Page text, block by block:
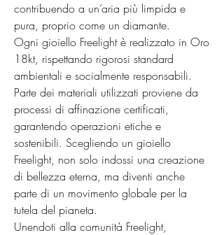
contribuendo a un’aria più limpida e
pura, proprio come un diamante.
Ogni gioiello Freelight è realizzato in Oro
18kt, rispettando rigorosi standard
ambientali e socialmente responsabili.
Parte dei materiali utilizzati proviene da
processi di affinazione certificati,
garantendo operazioni etiche e
sostenibili. Scegliendo un gioiello
Freelight, non solo indossi una creazione
di bellezza eterna, ma diventi anche
parte di un movimento globale per la
tutela del pianeta.
Unendoti alla comunità Freelight,